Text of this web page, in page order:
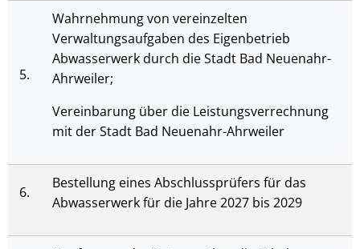
5.
Wahrnehmung von vereinzelten
Verwaltungsaufgaben des Eigenbetrieb
Abwasserwerk durch die Stadt Bad Neuenahr-
Ahrweiler;
Vereinbarung über die Leistungsverrechnung
mit der Stadt Bad Neuenahr-Ahrweiler
6.
Bestellung eines Abschlussprüfers für das
Abwasserwerk für die Jahre 2027 bis 2029